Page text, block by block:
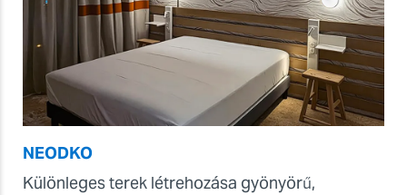
NEODKO
Különleges terek létrehozása gyönyörű,